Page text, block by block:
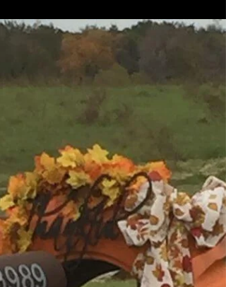
encore ! C'est pourquoi nous voulons vous
partager 5 façons créatives de réutiliser de
pneus pour en faire des décorations d'hiver
votre cour ou votre jardin. Recycle les pneus en
décorations d'hiver. 5 idées de recyclage hiver